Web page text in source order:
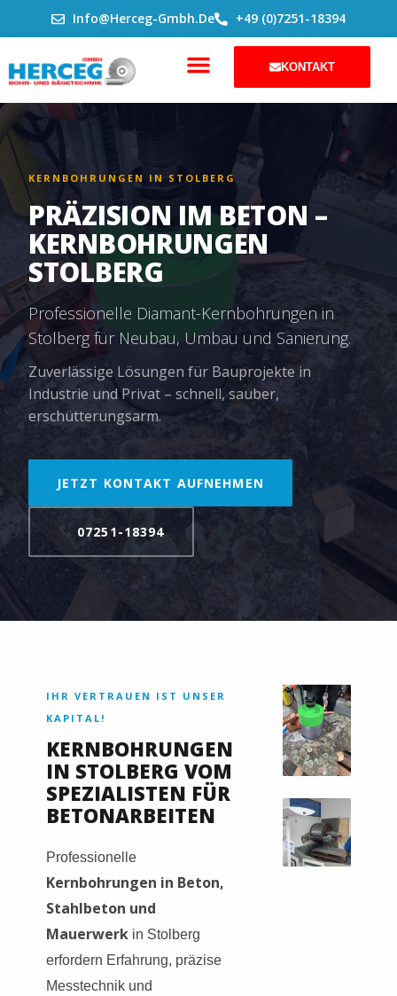
Info@herceg-Gmbh.de +49 (0)7251-18394
KONTAKT
KERNBOHRUNGEN IN STOLBERG
PRÄZISION IM BETON –
KERNBOHRUNGEN
STOLBERG
Professionelle Diamant-Kernbohrungen in
Stolberg für Neubau, Umbau und Sanierung.
Zuverlässige Lösungen für Bauprojekte in
Industrie und Privat – schnell, sauber,
erschütterungsarm.
JETZT KONTAKT AUFNEHMEN
07251-18394
IHR VERTRAUEN IST UNSER
KAPITAL!
KERNBOHRUNGEN
IN STOLBERG VOM
SPEZIALISTEN FÜR
BETONARBEITEN
Professionelle
Kernbohrungen in Beton,
Stahlbeton und
Mauerwerk in Stolberg
erfordern Erfahrung, präzise
Messtechnik und